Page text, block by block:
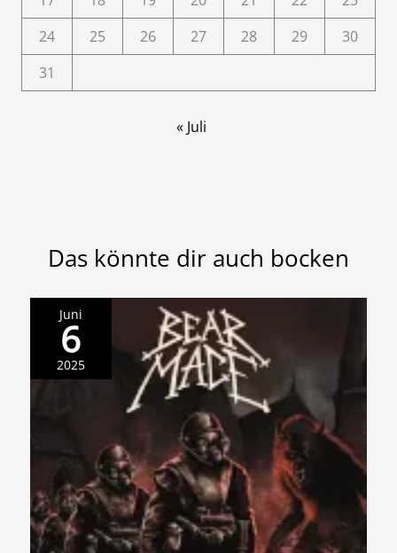
24
25 26 27 28 29
30
31
« Juli
Das könnte dir auch bocken
Juni
6
2025